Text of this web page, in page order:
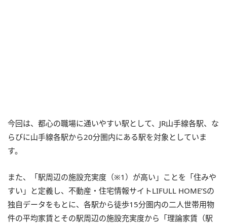
​今回は、都心の職場に通いやすい駅として、JR山手線各駅、な
らびに山手線各駅から20分圏内にある駅を対象としていま
す。
また、「駅周辺の施設充実度 （※1） が高い」ことを「住みや
すい」と定義し、不動産・住宅情報サイトLIFULL HOME’Sの
独自データをもとに、各駅から徒歩15分圏内の二人世帯用物
件の平均家賃とその駅周辺の施設充実度から「理論家賃（駅